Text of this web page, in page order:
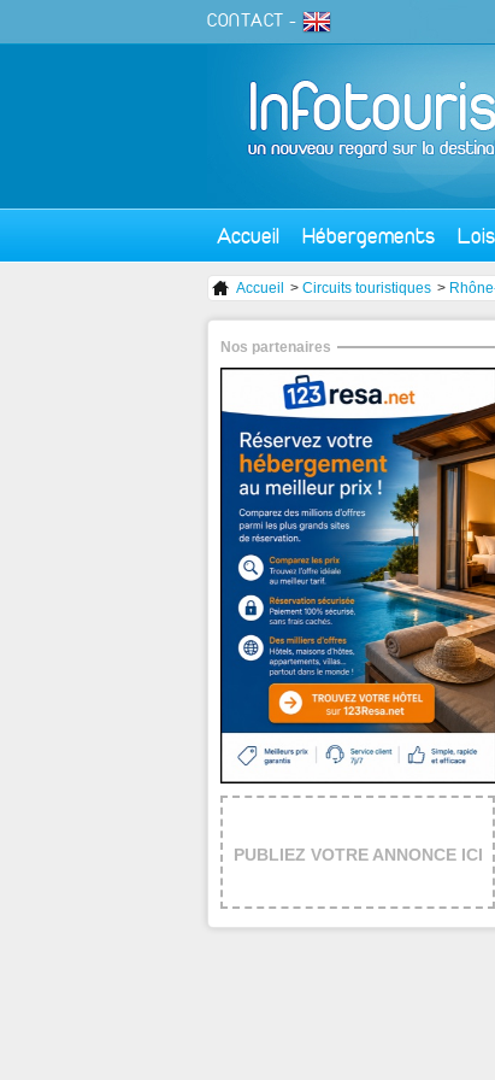
CONTACT -
Accueil Hébergements
Accueil > Circuits touristiques >
Nos partenaires
PUBLIEZ VOTRE ANNONCE ICI